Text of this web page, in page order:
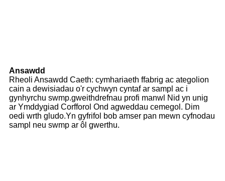
Ansawdd
Rheoli Ansawdd Caeth: cymhariaeth ffabrig ac ategolion
cain a dewisiadau o'r cychwyn cyntaf ar sampl ac i
gynhyrchu swmp.gweithdrefnau profi manwl Nid yn unig
ar Ymddygiad Corfforol Ond agweddau cemegol. Dim
oedi wrth gludo.Yn gyfrifol bob amser pan mewn cyfnodau
sampl neu swmp ar ôl gwerthu.